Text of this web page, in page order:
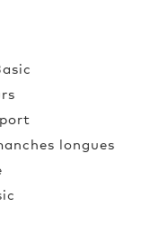
longues